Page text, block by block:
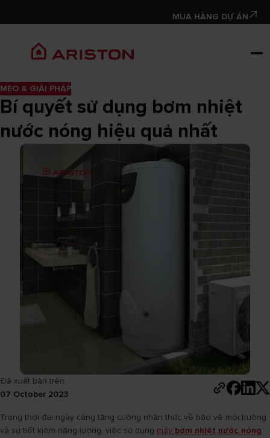
MUA HÀNG DỰ ÁN
MẸO & GIẢI PHÁP
Bí quyết sử dụng bơm nhiệt
nước nóng hiệu quả nhất
Đã xuất bản trên
07 October 2023
Trong thời đại ngày càng tăng cường nhận thức về bảo vệ môi trường
và sự tiết kiệm năng lượng, việc sử dụng máy bơm nhiệt nước nóng